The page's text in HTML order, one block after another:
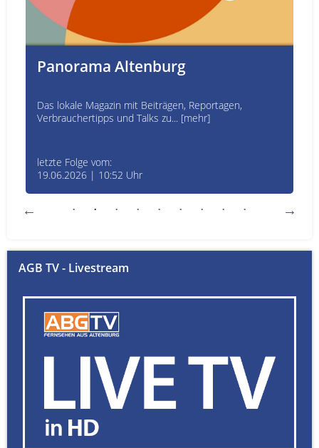
Panorama Altenburg
Das lokale Magazin mit Beiträgen, Reportagen,
Verbrauchertipps und Talks zu... [mehr]
letzte Folge vom:
19.06.2026 | 10:52 Uhr
AGB TV - Livestream